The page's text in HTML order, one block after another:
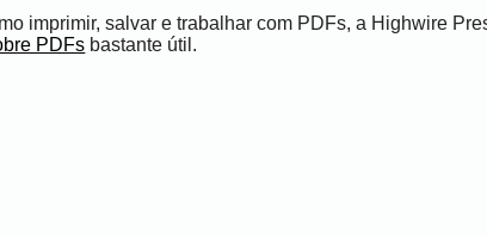
imprimir, salvar e trabalhar com PDFs, a Highwire
PDFs bastante útil.